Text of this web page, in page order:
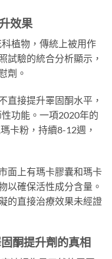
效果
植物，傳統上被用作
試驗的統合分析顯示，
劑。
直接提升睪固酮水平，
功能。一項2020年的
卡粉，持續8-12週，
面上有瑪卡膠囊和瑪卡
以確保活性成分含量。
的直接治療效果未經證
酮提升劑的真相